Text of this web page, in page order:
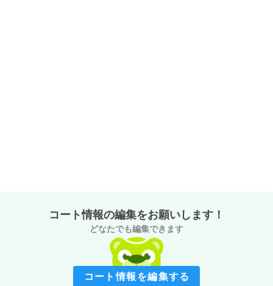
コート情報の編集をお願いします！
どなたでも編集できます
コート情報を編集する